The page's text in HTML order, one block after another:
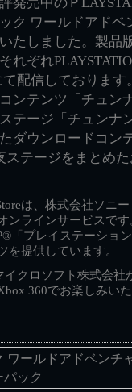
ク ワールドアドベ
たしました。製品
れぞれ
配信しております
ンテンツ「チュン
テージ「チュンナ
ダウンロードコン
ステージをまとめ
は、株式会社ソニ
ンラインサービスで
「プレイステーショ
を提供しています。
クロソフト株式会社
360でお楽しみい
ワールドアドベンチ
ック